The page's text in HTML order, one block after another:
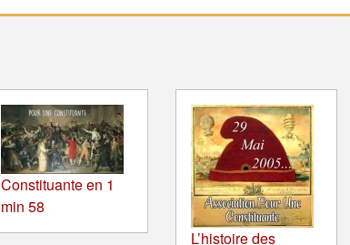
Constituante en 1
min 58
L’histoire des